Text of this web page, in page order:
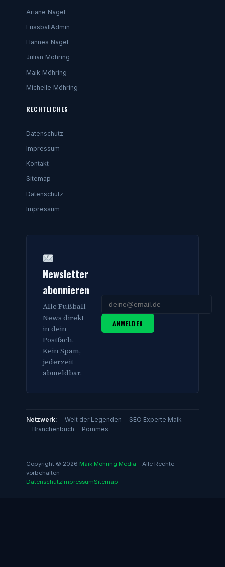
Ariane Nagel
FussballAdmin
Hannes Nagel
Julian Möhring
Maik Möhring
Michelle Möhring
RECHTLICHES
Datenschutz
Impressum
Kontakt
Sitemap
Datenschutz
Impressum
Newsletter
abonnieren
Alle Fußball-
News direkt
in dein
Postfach.
Kein Spam,
jederzeit
abmeldbar.
ANMELDEN
Netzwerk: Welt der Legenden
SEO Experte Maik
Branchenbuch
Pommes
Copyright © 2026 Maik Möhring Media – Alle Rechte
vorbehalten
DatenschutzImpressumSitemap